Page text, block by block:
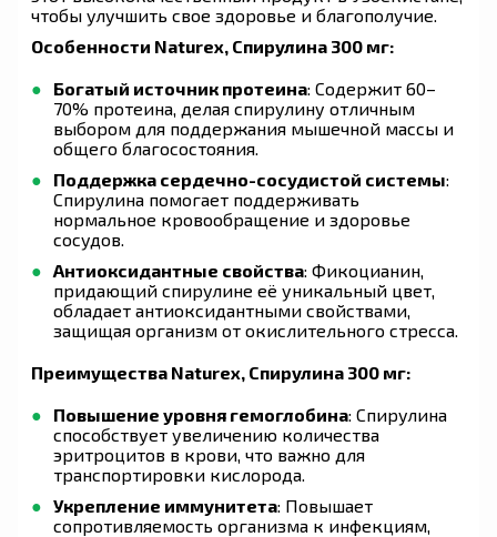
чтобы улучшить свое здоровье и благополучие.
Особенности Naturex, Спирулина 300 мг:
Богатый источник протеина: Содержит 60–
70% протеина, делая спирулину отличным
выбором для поддержания мышечной массы и
общего благосостояния.
Поддержка сердечно-сосудистой системы:
Спирулина помогает поддерживать
нормальное кровообращение и здоровье
сосудов.
Антиоксидантные свойства: Фикоцианин,
придающий спирулине её уникальный цвет,
обладает антиоксидантными свойствами,
защищая организм от окислительного стресса.
Преимущества Naturex, Спирулина 300 мг:
Повышение уровня гемоглобина: Спирулина
способствует увеличению количества
эритроцитов в крови, что важно для
транспортировки кислорода.
Укрепление иммунитета: Повышает
сопротивляемость организма к инфекциям,